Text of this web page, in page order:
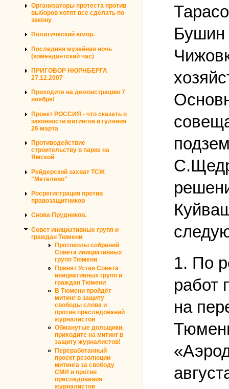
Организаторы протеста против
выборов хотят все сделать по
закону
Политический юмор.
Последняя музейная ночь
(комендантский час)
ПРИГОВОР НЮРНБЕРГА
27.12.2007
Приходите на демонстрацию 7
ноября!
Проект РОССИЯ - что сказать о
законности митингов и гуляния
26 марта
Противодействие
строительству в парке на
Ямской
Рейдерский захват ТСЖ
"Метелево"
Росрегистрация против
правозащитников
Снова Прудников.
Совет инициативных групп и
граждан Тюмени
Протоколы собраний
Совета инициативных
групп Тюмени
Принят Устав Совета
инициативных групп и
граждан Тюмени
В Тюмени пройдёт
митинг в защиту
свободы слова и
против преследований
журналистов
Обманутые дольщики,
приходите на митинг в
защиту журналистов!
Переработанный
проект резолюции
митинга за свободу
СМИ и против
преследования
журналистов
Бушин
1. По
работ
на